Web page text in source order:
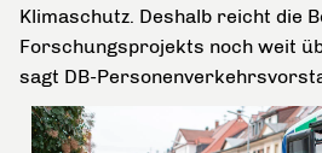
Klimaschutz. Deshalb reicht die
Forschungsprojekts noch weit
sagt DB-
Sicherheit